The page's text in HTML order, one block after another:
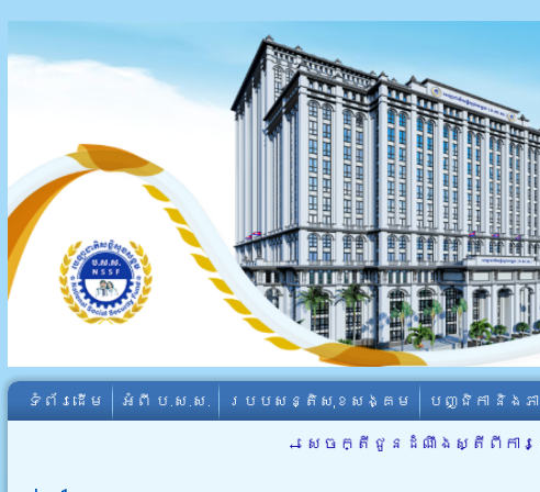
ទំព័រដើម អំពី​ ប.ស.ស. របបសន្តិសុខសង្គម បញ្ជិកា និងភា
← សេច​ក្តី​ជូន​ដំណឹង​ស្តី​ពី​ការ